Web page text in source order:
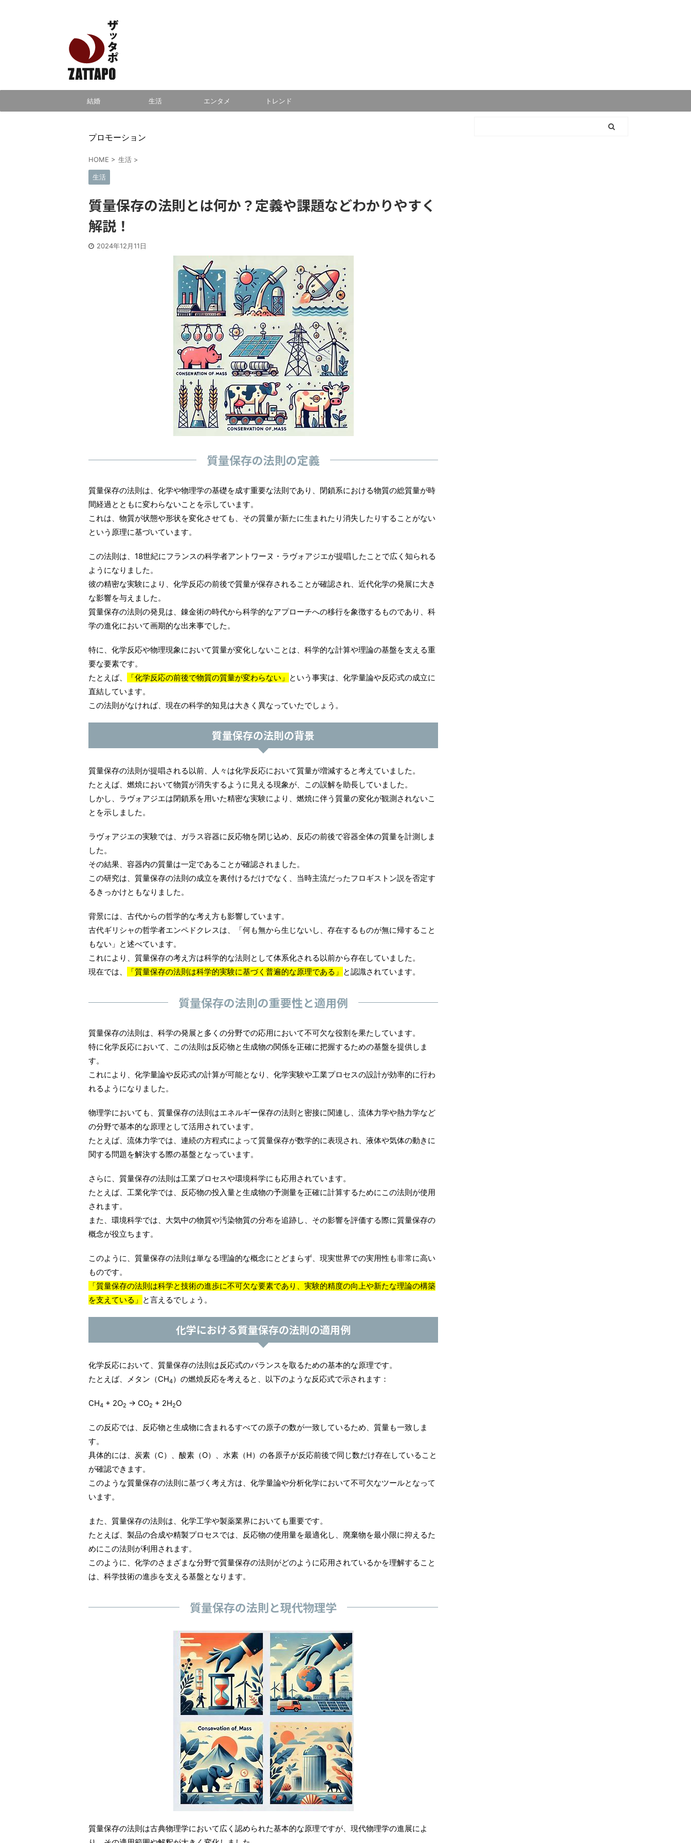
結婚 生活 エンタメ トレンド
プロモーション
HOME > 生活 >
生活
質量保存の法則とは何か？定義や課題などわかりやすく
解説！
2024年12月11日
質量保存の法則の定義
質量保存の法則は、化学や物理学の基礎を成す重要な法則であり、閉鎖系における物質の総質量が時
間経過とともに変わらないことを示しています。
これは、物質が状態や形状を変化させても、その質量が新たに生まれたり消失したりすることがない
という原理に基づいています。
この法則は、18世紀にフランスの科学者アントワーヌ・ラヴォアジエが提唱したことで広く知られる
ようになりました。
彼の精密な実験により、化学反応の前後で質量が保存されることが確認され、近代化学の発展に大き
な影響を与えました。
質量保存の法則の発見は、錬金術の時代から科学的なアプローチへの移行を象徴するものであり、科
学の進化において画期的な出来事でした。
特に、化学反応や物理現象において質量が変化しないことは、科学的な計算や理論の基盤を支える重
要な要素です。
たとえば、
「化学反応の前後で物質の質量が変わらない」 という事実は、化学量論や反応式の成立に
直結しています。
この法則がなければ、現在の科学的知見は大きく異なっていたでしょう。
質量保存の法則の背景
質量保存の法則が提唱される以前、人々は化学反応において質量が増減すると考えていました。
たとえば、燃焼において物質が消失するように見える現象が、この誤解を助長していました。
しかし、ラヴォアジエは閉鎖系を用いた精密な実験により、燃焼に伴う質量の変化が観測されないこ
とを示しました。
ラヴォアジエの実験では、ガラス容器に反応物を閉じ込め、反応の前後で容器全体の質量を計測しま
した。
その結果、容器内の質量は一定であることが確認されました。
この研究は、質量保存の法則の成立を裏付けるだけでなく、当時主流だったフロギストン説を否定す
るきっかけともなりました。
背景には、古代からの哲学的な考え方も影響しています。
古代ギリシャの哲学者エンペドクレスは、「何も無から生じないし、存在するものが無に帰すること
もない」と述べています。
これにより、質量保存の考え方は科学的な法則として体系化される以前から存在していました。
現在では、
「質量保存の法則は科学的実験に基づく普遍的な原理である」 と認識されています。
質量保存の法則の重要性と適用例
質量保存の法則は、科学の発展と多くの分野での応用において不可欠な役割を果たしています。
特に化学反応において、この法則は反応物と生成物の関係を正確に把握するための基盤を提供しま
す。
これにより、化学量論や反応式の計算が可能となり、化学実験や工業プロセスの設計が効率的に行わ
れるようになりました。
物理学においても、質量保存の法則はエネルギー保存の法則と密接に関連し、流体力学や熱力学など
の分野で基本的な原理として活用されています。
たとえば、流体力学では、連続の方程式によって質量保存が数学的に表現され、液体や気体の動きに
関する問題を解決する際の基盤となっています。
さらに、質量保存の法則は工業プロセスや環境科学にも応用されています。
たとえば、工業化学では、反応物の投入量と生成物の予測量を正確に計算するためにこの法則が使用
されます。
また、環境科学では、大気中の物質や汚染物質の分布を追跡し、その影響を評価する際に質量保存の
概念が役立ちます。
このように、質量保存の法則は単なる理論的な概念にとどまらず、現実世界での実用性も非常に高い
ものです。
「質量保存の法則は科学と技術の進歩に不可欠な要素であり、実験的精度の向上や新たな理論の構築
を支えている」 と言えるでしょう。
化学における質量保存の法則の適用例
化学反応において、質量保存の法則は反応式のバランスを取るための基本的な原理です。
たとえば、メタン（CH4）の燃焼反応を考えると、以下のような反応式で示されます：
CH4 + 2O2 → CO2 + 2H2O
この反応では、反応物と生成物に含まれるすべての原子の数が一致しているため、質量も一致しま
す。
具体的には、炭素（C）、酸素（O）、水素（H）の各原子が反応前後で同じ数だけ存在していること
が確認できます。
このような質量保存の法則に基づく考え方は、化学量論や分析化学において不可欠なツールとなって
います。
また、質量保存の法則は、化学工学や製薬業界においても重要です。
たとえば、製品の合成や精製プロセスでは、反応物の使用量を最適化し、廃棄物を最小限に抑えるた
めにこの法則が利用されます。
このように、化学のさまざまな分野で質量保存の法則がどのように応用されているかを理解すること
は、科学技術の進歩を支える基盤となります。
質量保存の法則と現代物理学
質量保存の法則は古典物理学において広く認められた基本的な原理ですが、現代物理学の進展によ